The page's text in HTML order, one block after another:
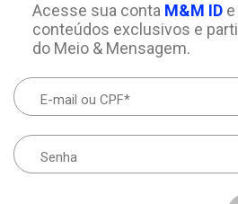
Acesse sua conta M&M IDe
conteúdos exclusivos e
do Meio & Mensagem.